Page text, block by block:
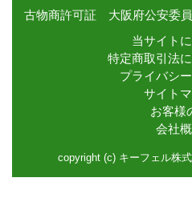
古物商許可証 大阪府公安委
当サイト
特定商取引法
プライバシ
サイト
お客様
会社
copyright (c) キーフェル株